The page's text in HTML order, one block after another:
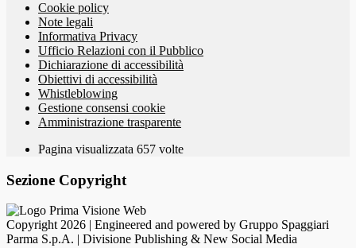
Cookie policy
Note legali
Informativa Privacy
Ufficio Relazioni con il Pubblico
Dichiarazione di accessibilità
Obiettivi di accessibilità
Whistleblowing
Gestione consensi cookie
Amministrazione trasparente
Pagina visualizzata 657 volte
Sezione Copyright
Copyright 2026 | Engineered and powered by Gruppo Spaggiari
Parma S.p.A. | Divisione Publishing & New Social Media